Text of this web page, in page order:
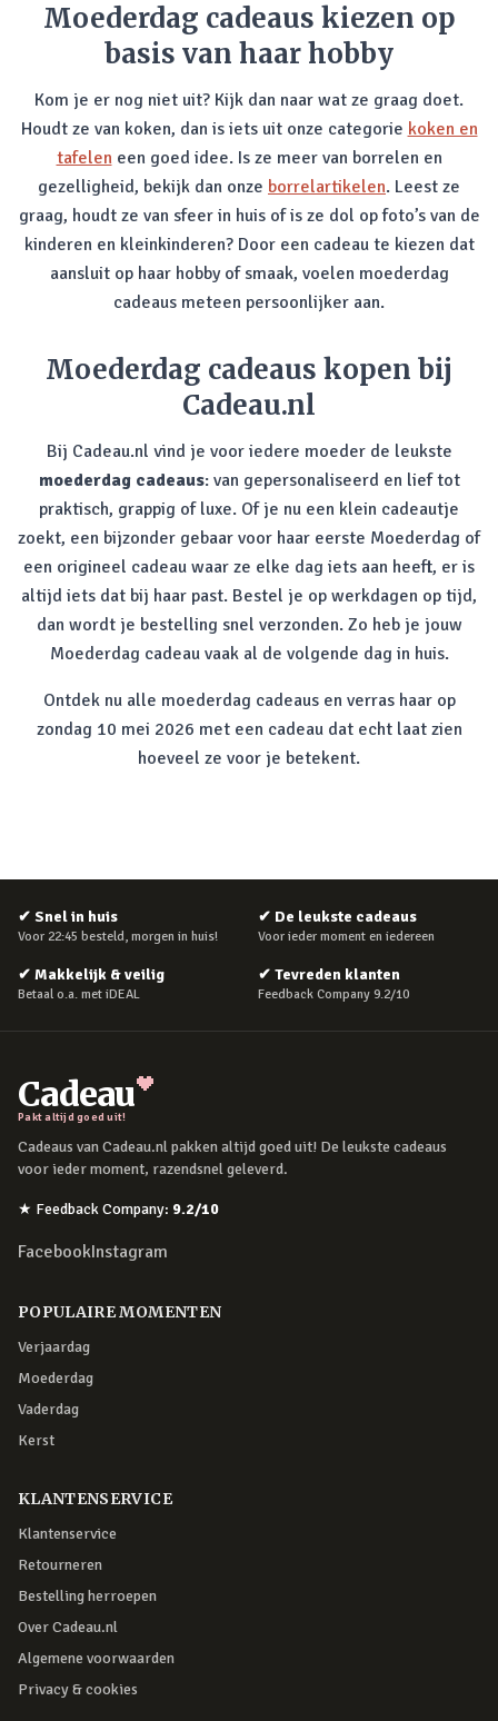
Moederdag cadeaus kiezen op
basis van haar hobby
Kom je er nog niet uit? Kijk dan naar wat ze graag doet.
Houdt ze van koken, dan is iets uit onze categorie koken en
tafelen een goed idee. Is ze meer van borrelen en
gezelligheid, bekijk dan onze borrelartikelen. Leest ze
graag, houdt ze van sfeer in huis of is ze dol op foto’s van de
kinderen en kleinkinderen? Door een cadeau te kiezen dat
aansluit op haar hobby of smaak, voelen moederdag
cadeaus meteen persoonlijker aan.
Moederdag cadeaus kopen bij
Cadeau.nl
Bij Cadeau.nl vind je voor iedere moeder de leukste
moederdag cadeaus: van gepersonaliseerd en lief tot
praktisch, grappig of luxe. Of je nu een klein cadeautje
zoekt, een bijzonder gebaar voor haar eerste Moederdag of
een origineel cadeau waar ze elke dag iets aan heeft, er is
altijd iets dat bij haar past. Bestel je op werkdagen op tijd,
dan wordt je bestelling snel verzonden. Zo heb je jouw
Moederdag cadeau vaak al de volgende dag in huis.
Ontdek nu alle moederdag cadeaus en verras haar op
zondag 10 mei 2026 met een cadeau dat echt laat zien
hoeveel ze voor je betekent.
✔ Snel in huis
Voor 22:45 besteld, morgen in huis!
✔ De leukste cadeaus
Voor ieder moment en iedereen
✔ Makkelijk & veilig
Betaal o.a. met iDEAL
✔ Tevreden klanten
Feedback Company 9.2/10
Cadeau
Pakt altijd goed uit!
Cadeaus van Cadeau.nl pakken altijd goed uit! De leukste cadeaus
voor ieder moment, razendsnel geleverd.
★ Feedback Company: 9.2/10
FacebookInstagram
POPULAIRE MOMENTEN
Verjaardag
Moederdag
Vaderdag
Kerst
KLANTENSERVICE
Klantenservice
Retourneren
Bestelling herroepen
Over Cadeau.nl
Algemene voorwaarden
Privacy & cookies